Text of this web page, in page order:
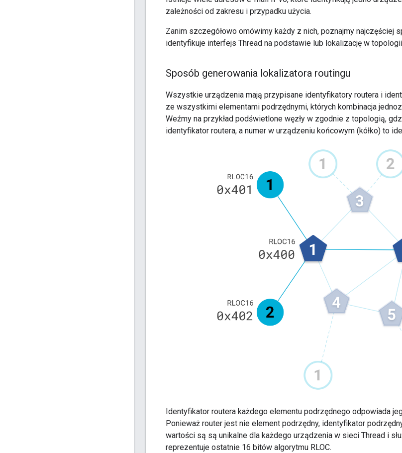
zależności od zakresu i przypadku użycia.
Zanim szczegółowo omówimy każdy z nich, poznajmy najczęściej
identyfikuje interfejs Thread na podstawie lub lokalizację w
Sposób generowania lokalizatora routingu
Wszystkie urządzenia mają przypisane identyfikatory routera i
ze wszystkimi elementami podrzędnymi, których kombinacja
Weźmy na przykład podświetlone węzły w zgodnie z topologią,
identyfikator routera, a numer w urządzeniu końcowym (kółko) to
Identyfikator routera każdego elementu podrzędnego odpowiada
Ponieważ router jest nie element podrzędny, identyfikator
wartości są są unikalne dla każdego urządzenia w sieci Thread i
reprezentuje ostatnie 16 bitów algorytmu RLOC.